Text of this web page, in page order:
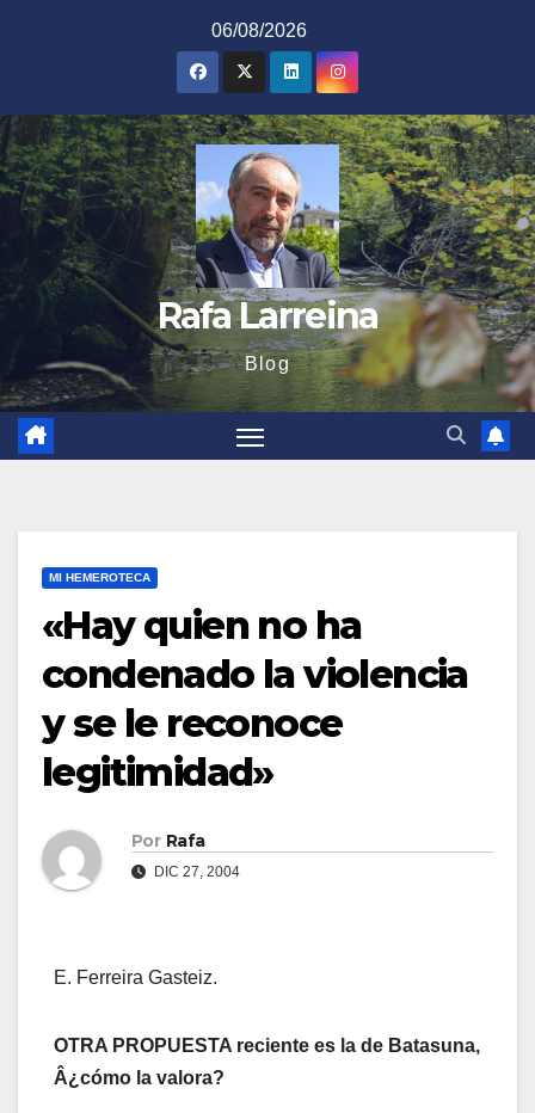
06/08/2026
Rafa Larreina
Blog
MI HEMEROTECA
«Hay quien no ha
condenado la violencia
y se le reconoce
legitimidad»
Por Rafa
DIC 27, 2004
E. Ferreira Gasteiz.
OTRA PROPUESTA reciente es la de Batasuna,
Â¿cómo la valora?